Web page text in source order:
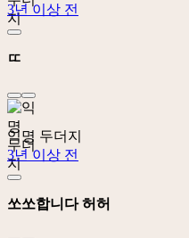
3년 이상 전
ㄸ
익명 두더지
3년 이상 전
쏘쏘합니다 허허